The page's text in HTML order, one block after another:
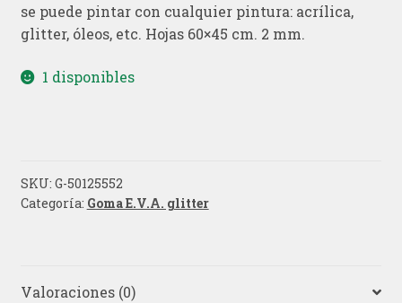
se puede pintar con cualquier pintura: acrílica,
glitter, óleos, etc. Hojas 60×45 cm. 2 mm.
1 disponibles
SKU: G-50125552
Categoría: Goma E.V.A. glitter
Valoraciones (0)